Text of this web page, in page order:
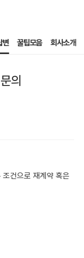
변 꿀팁모음 회사소개
의
건으로 재계약 혹은